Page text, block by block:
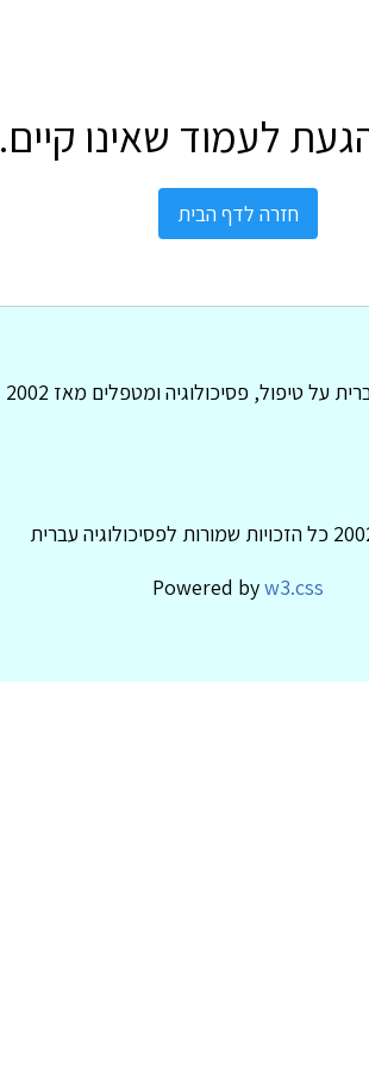
לעמוד שאינו קיים.
חזרה לדף הבית
על טיפול, פסיכולוגיה ומטפלים מאז 2002
Powered byw3.css